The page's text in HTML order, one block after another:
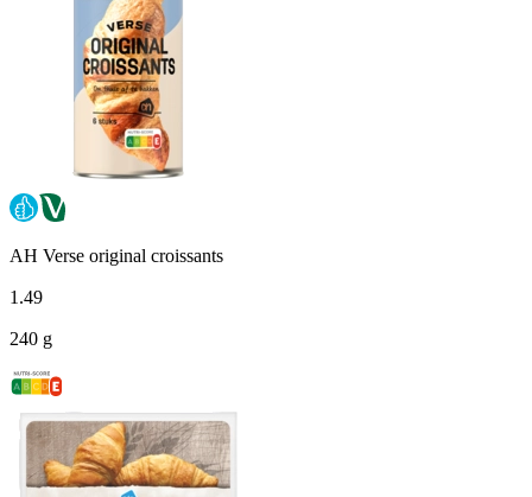
AH Verse original croissants
1.49
240 g